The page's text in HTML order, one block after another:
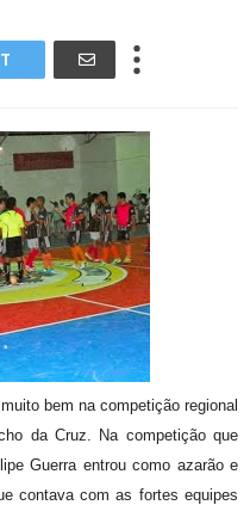
bem na competição regional
da Cruz. Na competição que
Guerra entrou como azarão e
contava com as fortes equipes